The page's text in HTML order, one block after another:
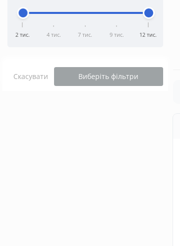
2 тис. 4 тис. 7 тис. 9 тис. 12 тис.
Скасувати Виберіть фільтри